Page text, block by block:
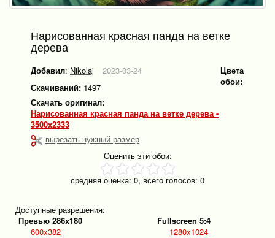
Нарисованная красная панда на ветке
дерева
Добавил: Nikolaj
2023-03-24
Скачиваний: 1497
Скачать оригинал:
Нарисованная красная панда на ветке дерева -
3500x2333
вырезать нужный размер
Цвета
обои:
Оценить эти обои:
средняя оценка: 0, всего голосов: 0
Доступные разрешения:
Превью 286x180
600x382
Fullscreen 5:4
1280x1024